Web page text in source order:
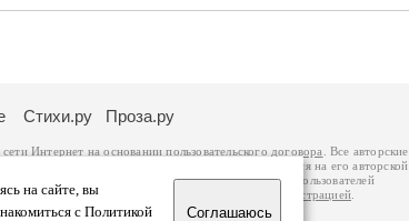
на сайте, вы
с Политикой
Соглашаюсь
Стихи.ру Проза.ру
сети Интернет на основаниипользовательского договора
. Все авторские
его автора, к которому вы можете обратиться на его авторской
законодательства Российской Федерации. Данные пользователей
информацию о портале связаться с администрацией